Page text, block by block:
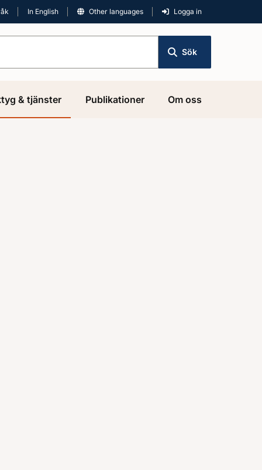
In English Other languages Logga in
Sök
& tjänster Publikationer Om oss